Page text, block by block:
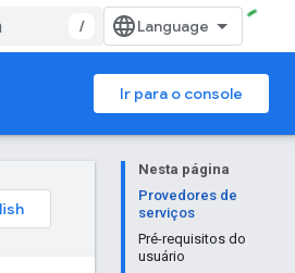
/
Ir para o console
Nesta página
Provedores de
serviços
Pré-requisitos do
usuário